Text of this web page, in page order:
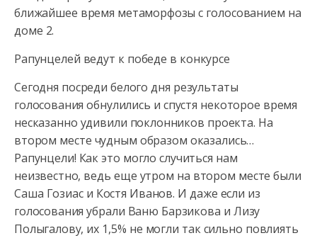
ближайшее время метаморфозы с голосованием на
доме 2.
Рапунцелей ведут к победе в конкурсе
Сегодня посреди белого дня результаты
голосования обнулились и спустя некоторое время
несказанно удивили поклонников проекта. На
втором месте чудным образом оказались…
Рапунцели! Как это могло случиться нам
неизвестно, ведь еще утром на втором месте были
Саша Гозиас и Костя Иванов. И даже если из
голосования убрали Ваню Барзикова и Лизу
Полыгалову, их 1,5% не могли так сильно повлиять